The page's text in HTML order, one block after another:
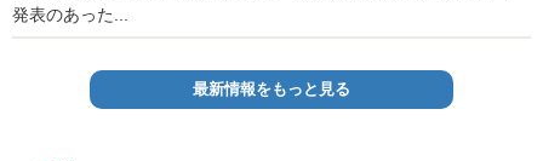
発表のあった...
最新情報をもっと見る